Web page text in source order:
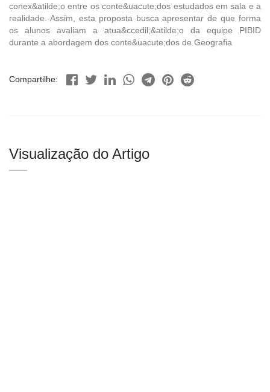
conex&atilde;o entre os conte&uacute;dos estudados em sala e a
realidade. Assim, esta proposta busca apresentar de que forma
os alunos avaliam a atua&ccedil;&atilde;o da equipe PIBID
durante a abordagem dos conte&uacute;dos de Geografia
Compartilhe:
Visualização do Artigo